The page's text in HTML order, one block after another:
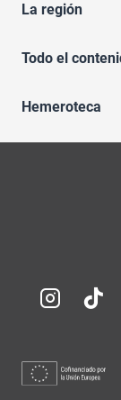
La región
Todo el
Hemeroteca
Redes